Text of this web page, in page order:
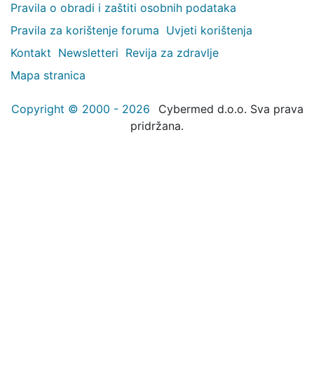
Pravila o obradi i zaštiti osobnih podataka
Pravila za korištenje foruma Uvjeti korištenja
Kontakt Newsletteri Revija za zdravlje
Mapa stranica
Copyright © 2000 - 2026
Cybermed d.o.o. Sva prava
pridržana.